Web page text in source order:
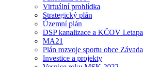
Virtuální prohlídka
Strategický plán
Územní plán
DSP kanalizace a KČOV I.etapa
MA21
Plán rozvoje sportu obce Závada
Investice a projekty